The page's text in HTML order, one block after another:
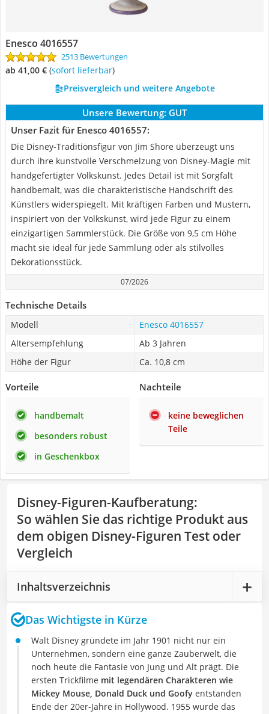
Enesco 4016557
2513 Bewertungen
ab 41,00 € ( Sofort lieferbar)
Preisvergleich und weitere Angebote
Unsere Bewertung: GUT
Unser Fazit für Enesco 4016557:
Die Disney-Traditionsfigur von Jim Shore überzeugt uns
durch ihre kunstvolle Verschmelzung von Disney-Magie mit
handgefertigter Volkskunst. Jedes Detail ist mit Sorgfalt
handbemalt, was die charakteristische Handschrift des
Künstlers widerspiegelt. Mit kräftigen Farben und Mustern,
inspiriert von der Volkskunst, wird jede Figur zu einem
einzigartigen Sammlerstück. Die Größe von 9,5 cm Höhe
macht sie ideal für jede Sammlung oder als stilvolles
Dekorationsstück.
07/2026
Technische Details
Modell
Enesco 4016557
Altersempfehlung
Ab 3 Jahren
Höhe der Figur
Ca. 10,8 cm
Vorteile
handbemalt
besonders robust
in Geschenkbox
Nachteile
keine beweglichen
Teile
Disney-Figuren-Kaufberatung:
So wählen Sie das richtige Produkt aus
dem obigen Disney-Figuren Test oder
Vergleich
Inhaltsverzeichnis
Das Wichtigste in Kürze
Walt Disney gründete im Jahr 1901 nicht nur ein
Unternehmen, sondern eine ganze Zauberwelt, die
noch heute die Fantasie von Jung und Alt prägt. Die
ersten Trickfilme mit legendären Charakteren wie
Mickey Mouse, Donald Duck und Goofy entstanden
Ende der 20er-Jahre in Hollywood. 1955 wurde das